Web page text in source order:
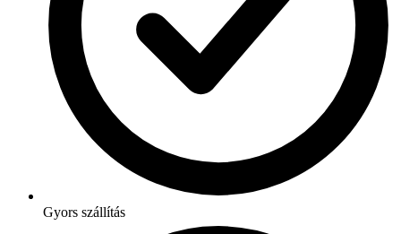
Gyors szállítás